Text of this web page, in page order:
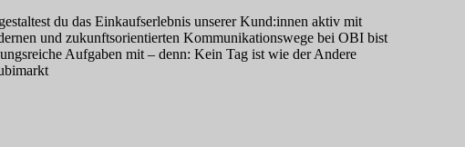
du das Einkaufserlebnis unserer Kund:innen aktiv mit
und zukunftsorientierten Kommunikationswege bei OBI bist
Aufgaben mit – denn: Kein Tag ist wie der Andere